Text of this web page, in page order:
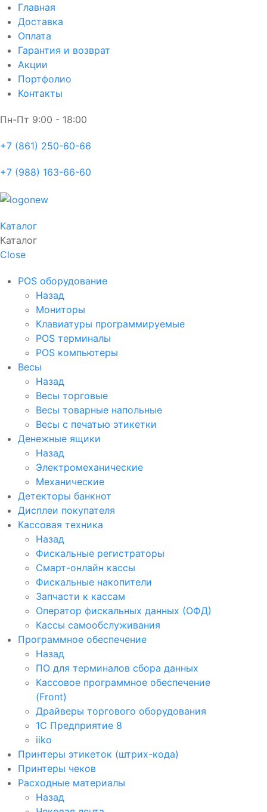
Главная
Доставка
Оплата
Гарантия и возврат
Акции
Портфолио
Контакты
Пн-Пт 9:00 - 18:00
+7 (861) 250-60-66
+7 (988) 163-66-60
Каталог
Каталог
Close
POS оборудование
Назад
Мониторы
Клавиатуры программируемые
POS терминалы
POS компьютеры
Весы
Назад
Весы торговые
Весы товарные напольные
Весы с печатью этикетки
Денежные ящики
Назад
Электромеханические
Механические
Детекторы банкнот
Дисплеи покупателя
Кассовая техника
Назад
Фискальные регистраторы
Смарт-онлайн кассы
Фискальные накопители
Запчасти к кассам
Оператор фискальных данных (ОФД)
Кассы самообслуживания
Программное обеспечение
Назад
ПО для терминалов сбора данных
Кассовое программное обеспечение
(Front)
Драйверы торгового оборудования
1С Предприятие 8
iiko
Принтеры этикеток (штрих-кода)
Принтеры чеков
Расходные материалы
Назад